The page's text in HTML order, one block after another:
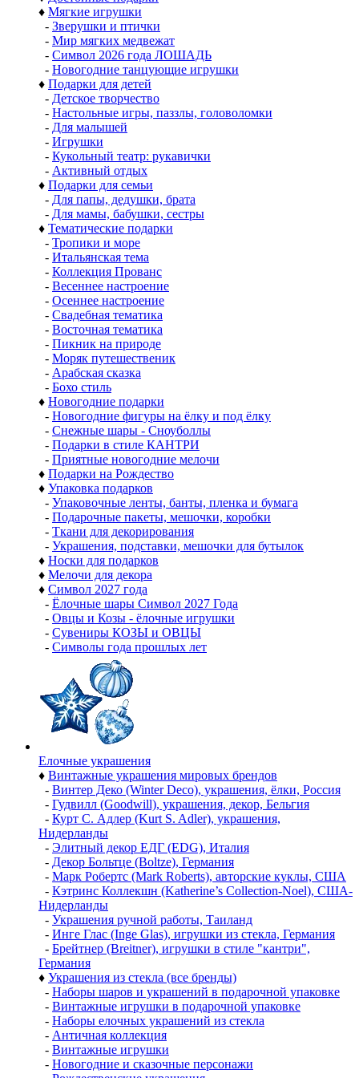
♦ Мягкие игрушки
- Зверушки и птички
- Мир мягких медвежат
- Символ 2026 года ЛОШАДЬ
- Новогодние танцующие игрушки
♦ Подарки для детей
- Детское творчество
- Настольные игры, паззлы, головоломки
- Для малышей
- Игрушки
- Кукольный театр: рукавички
- Активный отдых
♦ Подарки для семьи
- Для папы, дедушки, брата
- Для мамы, бабушки, сестры
♦ Тематические подарки
- Тропики и море
- Итальянская тема
- Коллекция Прованс
- Весеннее настроение
- Осеннее настроение
- Свадебная тематика
- Восточная тематика
- Пикник на природе
- Моряк путешественик
- Арабская сказка
- Бохо стиль
♦ Новогодние подарки
- Новогодние фигуры на ёлку и под ёлку
- Снежные шары - Сноуболлы
- Подарки в стиле КАНТРИ
- Приятные новогодние мелочи
♦ Подарки на Рождество
♦ Упаковка подарков
- Упаковочные ленты, банты, пленка и бумага
- Подарочные пакеты, мешочки, коробки
- Ткани для декорирования
- Украшения, подставки, мешочки для бутылок
♦ Носки для подарков
♦ Мелочи для декора
♦ Символ 2027 года
- Ёлочные шары Символ 2027 Года
- Овцы и Козы - ёлочные игрушки
- Сувениры КОЗЫ и ОВЦЫ
- Символы года прошлых лет
Елочные украшения
♦ Винтажные украшения мировых брендов
- Винтер Деко (Winter Deco), украшения, ёлки, Россия
- Гудвилл (Goodwill), украшения, декор, Бельгия
- Курт С. Адлер (Kurt S. Adler), украшения,
Нидерланды
- Элитный декор ЕДГ (EDG), Италия
- Декор Больтце (Boltze), Германия
- Марк Робертс (Mark Roberts), авторские куклы, США
- Кэтринс Коллекшн (Katherine’s Collection-Noel), США-
Нидерланды
- Украшения ручной работы, Таиланд
- Инге Глас (Inge Glas), игрушки из стекла, Германия
- Брейтнер (Breitner), игрушки в стиле "кантри",
Германия
♦ Украшения из стекла (все бренды)
- Наборы шаров и украшений в подарочной упаковке
- Винтажные игрушки в подарочной упаковке
- Наборы елочных украшений из стекла
- Античная коллекция
- Винтажные игрушки
- Новогодние и сказочные персонажи